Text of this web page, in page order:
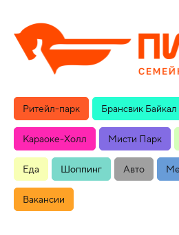
Ритейл-парк Брансвик Байкал
Караоке-Холл Мисти Парк
Еда Шоппинг Авто
Вакансии